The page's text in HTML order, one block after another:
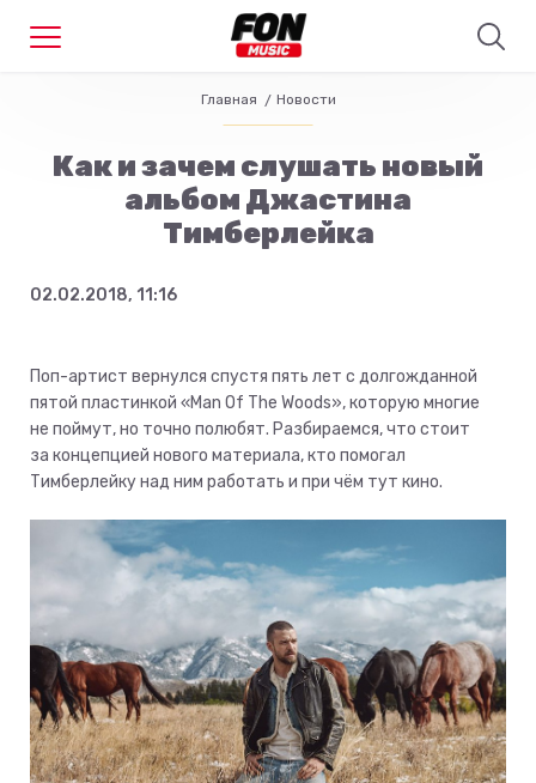
Главная Новости
Как и зачем слушать новый
альбом Джастина
Тимберлейка
02.02.2018, 11:16
Поп-артист вернулся спустя пять лет с долгожданной
пятой пластинкой «Man Of The Woods», которую многие
не поймут, но точно полюбят. Разбираемся, что стоит
за концепцией нового материала, кто помогал
Тимберлейку над ним работать и при чём тут кино.